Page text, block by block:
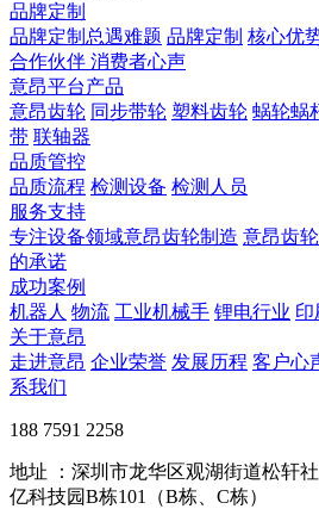
品牌定制
品牌定制总遇难题 品牌定制 核心优
合作伙伴 ​ 消费者心声
意昂平台产品
意昂齿轮 同步带轮 塑料齿轮 蜗轮蜗
带 联轴器
品质管控
品质流程 检测设备 检测人员
服务支持
专注设备领域意昂齿轮制造 意昂齿
的承诺
成功案例
机器人 物流 工业机械手 锂电行业 印
关于意昂
走进意昂 企业荣誉 发展历程 客户心
系我们
188 7591 2258
地址 ：深圳市龙华区观湖街道松轩
亿科技园B栋101（B栋、C栋）